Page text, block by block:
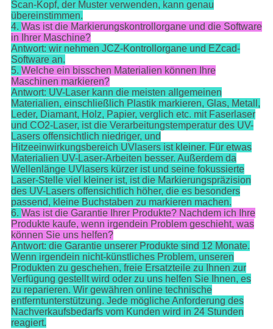
Scan-Kopf, der Muster verwenden, kann genau
übereinstimmen.
4. Was ist die Markierungskontrollorgane und die Software
in Ihrer Maschine?
Antwort: wir nehmen JCZ-Kontrollorgane und EZcad-
Software an.
5. Welche ein bisschen Materialien können Ihre
Maschinen markieren?
Antwort: UV-Laser kann die meisten allgemeinen
Materialien, einschließlich Plastik markieren, Glas, Metall,
Leder, Diamant, Holz, Papier, verglich etc. mit Faserlaser
und CO2-Laser, ist die Verarbeitungstemperatur des UV-
Lasers offensichtlich niedriger, und
Hitzeeinwirkungsbereich UVlasers ist kleiner. Für etwas
Materialien UV-Laser-Arbeiten besser. Außerdem da
Wellenlänge UVlasers kürzer ist und seine fokussierte
Laser-Stelle viel kleiner ist, ist die Markierungspräzision
des UV-Lasers offensichtlich höher, die es besonders
passend, kleine Buchstaben zu markieren machen.
6. Was ist die Garantie Ihrer Produkte? Nachdem ich Ihre
Produkte kaufe, wenn irgendein Problem geschieht, was
können Sie uns helfen?
Antwort: die Garantie unserer Produkte sind 12 Monate.
Wenn irgendein nicht-künstliches Problem, unseren
Produkten zu geschehen, freie Ersatzteile zu Ihnen zur
Verfügung gestellt wird oder zu uns helfen Sie Ihnen, es
zu reparieren. Wir gewähren online technische
entferntunterstützung. Jede mögliche Anforderung des
Nachverkaufsbedarfs vom Kunden wird in 24 Stunden
reagiert.